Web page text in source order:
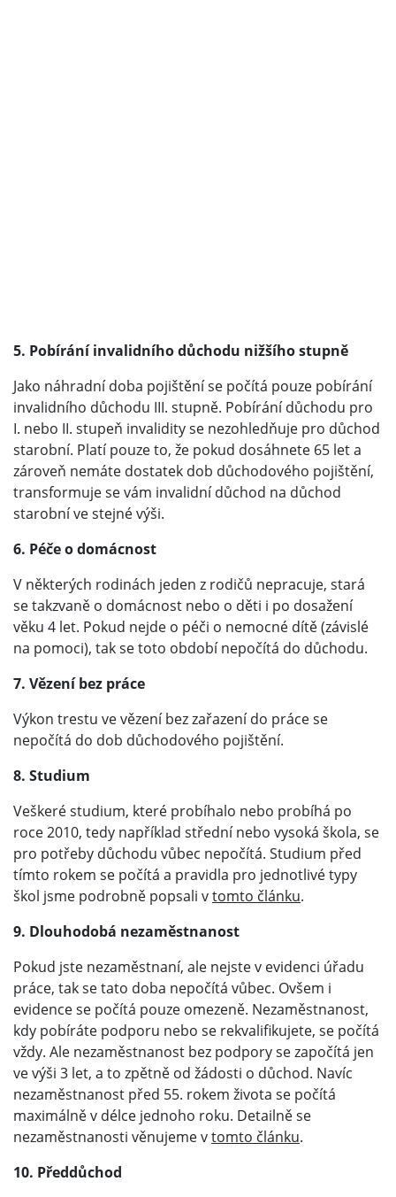
5. Pobírání invalidního důchodu nižšího stupně
Jako náhradní doba pojištění se počítá pouze pobírání
invalidního důchodu III. stupně. Pobírání důchodu pro
I. nebo II. stupeň invalidity se nezohledňuje pro důchod
starobní. Platí pouze to, že pokud dosáhnete 65 let a
zároveň nemáte dostatek dob důchodového pojištění,
transformuje se vám invalidní důchod na důchod
starobní ve stejné výši.
6. Péče o domácnost
V některých rodinách jeden z rodičů nepracuje, stará
se takzvaně o domácnost nebo o děti i po dosažení
věku 4 let. Pokud nejde o péči o nemocné dítě (závislé
na pomoci), tak se toto období nepočítá do důchodu.
7. Vězení bez práce
Výkon trestu ve vězení bez zařazení do práce se
nepočítá do dob důchodového pojištění.
8. Studium
Veškeré studium, které probíhalo nebo probíhá po
roce 2010, tedy například střední nebo vysoká škola, se
pro potřeby důchodu vůbec nepočítá. Studium před
tímto rokem se počítá a pravidla pro jednotlivé typy
škol jsme podrobně popsali vtomto článku.
9. Dlouhodobá nezaměstnanost
Pokud jste nezaměstnaní, ale nejste v evidenci úřadu
práce, tak se tato doba nepočítá vůbec. Ovšem i
evidence se počítá pouze omezeně. Nezaměstnanost,
kdy pobíráte podporu nebo se rekvalifikujete, se počítá
vždy. Ale nezaměstnanost bez podpory se započítá jen
ve výši 3 let, a to zpětně od žádosti o důchod. Navíc
nezaměstnanost před 55. rokem života se počítá
maximálně v délce jednoho roku. Detailně se
nezaměstnanosti věnujeme vtomto článku.
10. Předdůchod